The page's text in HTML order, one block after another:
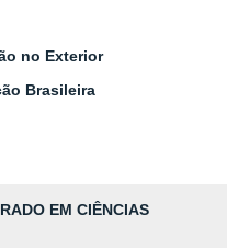
no Exterior
Brasileira
EM CIÊNCIAS